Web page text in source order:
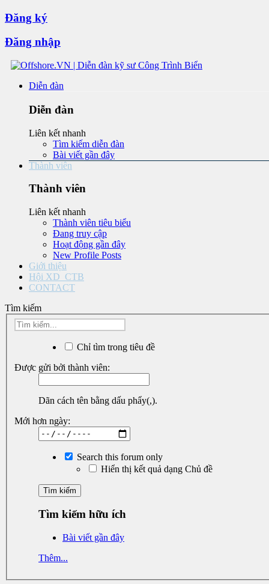
Đăng ký
Đăng nhập
Diễn đàn
Diễn đàn
Liên kết nhanh
Tìm kiếm diễn đàn
Bài viết gần đây
Thành viên
Thành viên
Liên kết nhanh
Thành viên tiêu biểu
Đang truy cập
Hoạt động gần đây
New Profile Posts
Giới thiệu
Hội XD_CTB
CONTACT
Tìm kiếm
Chỉ tìm trong tiêu đề
Được gửi bởi thành viên:
Dãn cách tên bằng dấu phẩy(,).
Mới hơn ngày:
Search this forum only
Hiển thị kết quả dạng Chủ đề
Tìm kiếm hữu ích
Bài viết gần đây
Thêm...